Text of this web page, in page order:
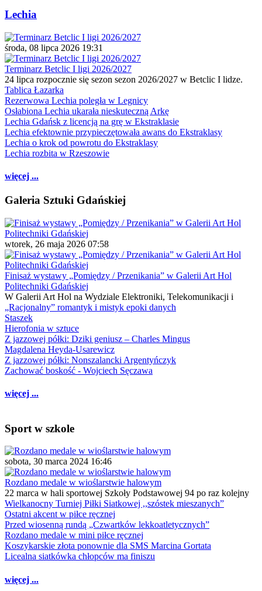
Lechia
środa, 08 lipca 2026 19:31
Terminarz Betclic I ligi 2026/2027
24 lipca rozpocznie się sezon sezon 2026/2027 w Betclic I lidze.
Tablica Łazarka
Rezerwowa Lechia poległa w Legnicy
Osłabiona Lechia ukarała nieskuteczną Arkę
Lechia Gdańsk z licencją na grę w Ekstraklasie
Lechia efektownie przypieczętowała awans do Ekstraklasy
Lechia o krok od powrotu do Ekstraklasy
Lechia rozbita w Rzeszowie
więcej ...
Galeria Sztuki Gdańskiej
wtorek, 26 maja 2026 07:58
Finisaż wystawy „Pomiędzy / Przenikania” w Galerii Art Hol
Politechniki Gdańskiej
W Galerii Art Hol na Wydziale Elektroniki, Telekomunikacji i
„Racjonalny” romantyk i mistyk epoki danych
Staszek
Hierofonia w sztuce
Z jazzowej półki: Dziki geniusz – Charles Mingus
Magdalena Heyda-Usarewicz
Z jazzowej półki: Nonszalancki Argentyńczyk
Zachować boskość - Wojciech Sęczawa
więcej ...
Sport w szkole
sobota, 30 marca 2024 16:46
Rozdano medale w wioślarstwie halowym
22 marca w hali sportowej Szkoły Podstawowej 94 po raz kolejny
Wielkanocny Turniej Piłki Siatkowej ,,szóstek mieszanych”
Ostatni akcent w piłce ręcznej
Przed wiosenną rundą „Czwartków lekkoatletycznych”
Rozdano medale w mini piłce ręcznej
Koszykarskie złota ponownie dla SMS Marcina Gortata
Licealna siatkówka chłopców ma finiszu
więcej ...